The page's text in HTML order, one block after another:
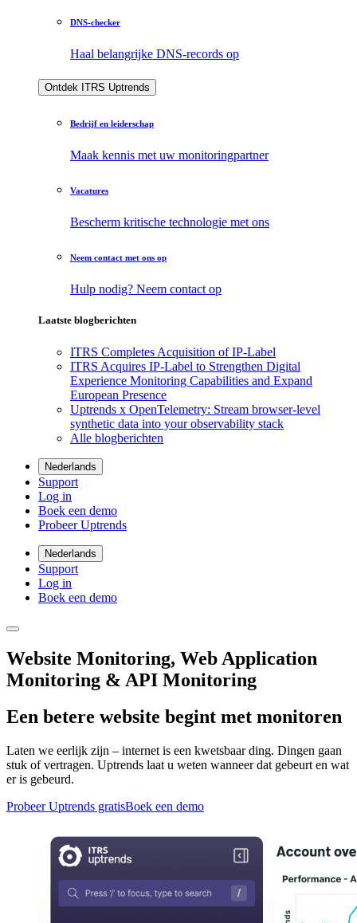
DNS-checker
Haal belangrijke DNS-records op
Ontdek ITRS Uptrends
Bedrijf en leiderschap
Maak kennis met uw monitoringpartner
Vacatures
Bescherm kritische technologie met ons
Neem contact met ons op
Hulp nodig? Neem contact op
Laatste blogberichten
ITRS Completes Acquisition of IP-Label
ITRS Acquires IP-Label to Strengthen Digital
Experience Monitoring Capabilities and Expand
European Presence
Uptrends x OpenTelemetry: Stream browser-level
synthetic data into your observability stack
Alle blogberichten
Nederlands
Support
Log in
Boek een demo
Probeer Uptrends
Nederlands
Support
Log in
Boek een demo
Website Monitoring, Web Application
Monitoring & API Monitoring
Een betere website begint met monitoren
Laten we eerlijk zijn – internet is een kwetsbaar ding. Dingen gaan
stuk of vertragen. Uptrends laat u weten wanneer dat gebeurt en wat
er is gebeurd.
Probeer Uptrends gratisBoek een demo